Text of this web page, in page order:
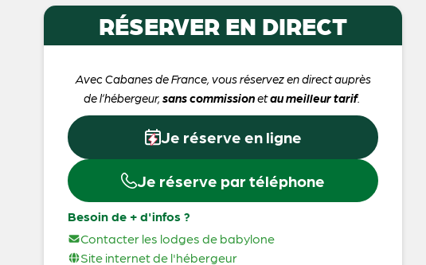
RÉSERVER EN DIRECT
Avec Cabanes de France, vous réservez en direct auprès
de l’hébergeur, sans commissionetau meilleur tarif.
Je réserve en ligne
Je réserve par téléphone
Besoin de + d'infos ?
Contacter les lodges de babylone
Site internet de l'hébergeur